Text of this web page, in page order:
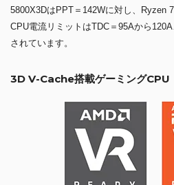
5800X3DはPPT＝142Wに対し、Ryzen
CPU電流リミットはTDC＝95Aから
されています。
3D V-Cache搭載ゲーミングCPU